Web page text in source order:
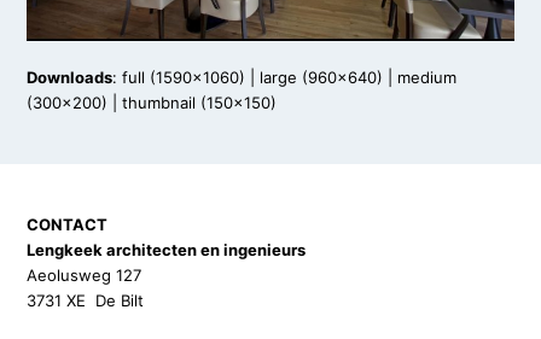
Downloads:full (1590x1060) large (960x640)
medium
(300x200) |thumbnail (150x150)
CONTACT
Lengkeek architecten en ingenieurs
Aeolusweg 127
3731 XE De Bilt